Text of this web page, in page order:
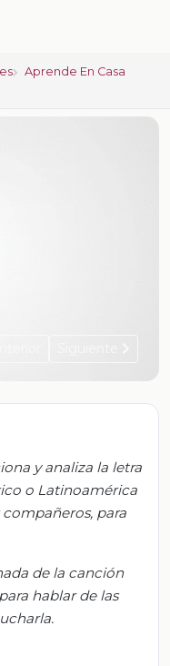
Aprende En Casa
y analiza la letra
o Latinoamérica
para
de la canción
hablar de las